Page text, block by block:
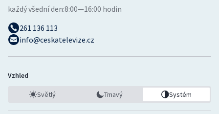
každý všední den:8:00—16:00 hodin
261 136 113
info@ceskatelevize.cz
Vzhled
Světlý Tmavý Systém